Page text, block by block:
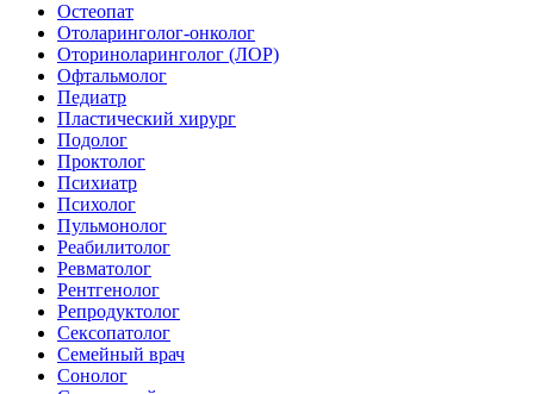
Остеопат
Отоларинголог-онколог
Оториноларинголог (ЛОР)
Офтальмолог
Педиатр
Пластический хирург
Подолог
Проктолог
Психиатр
Психолог
Пульмонолог
Реабилитолог
Ревматолог
Рентгенолог
Репродуктолог
Сексопатолог
Семейный врач
Сонолог